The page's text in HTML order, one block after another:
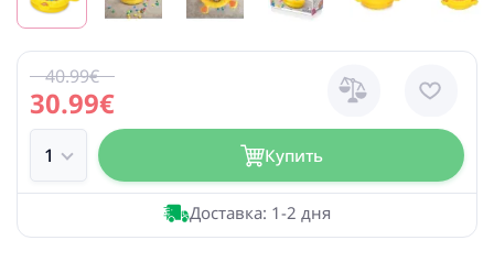
30.99€
40.99€
Купить
Доставка: 1-2 дня